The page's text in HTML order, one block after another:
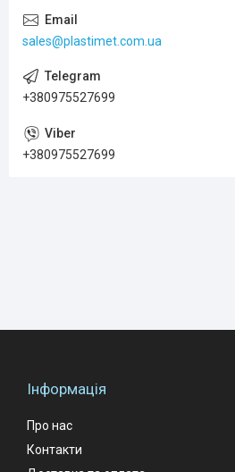
sales@plastimet.com.ua
+380975527699
+380975527699
Інформація
Про нас
Контакти